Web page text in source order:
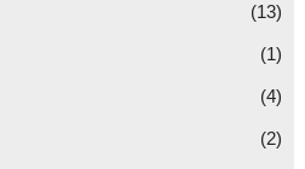
(13)
(1)
(4)
(2)